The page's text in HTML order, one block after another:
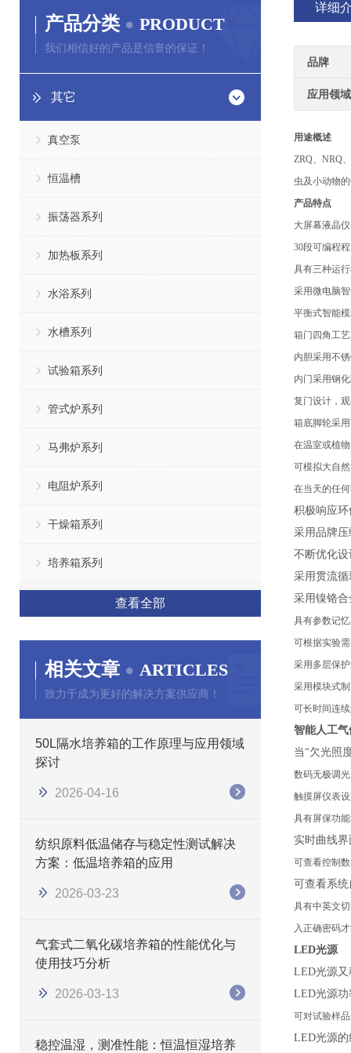
产品分类 PRODUCT
我们相信好的产品是信誉的保证！
其它
真空泵
恒温槽
振荡器系列
加热板系列
水浴系列
水槽系列
试验箱系列
管式炉系列
马弗炉系列
电阻炉系列
干燥箱系列
培养箱系列
查看全部
相关文章 ARTICLES
致力于成为更好的解决方案供应商！
50L隔水培养箱的工作原理与应用领域
探讨
2026-04-16
纺织原料低温储存与稳定性测试解决
方案：低温培养箱的应用
2026-03-23
气套式二氧化碳培养箱的性能优化与
使用技巧分析
2026-03-13
稳控温湿，测准性能：恒温恒湿培养
详细
品牌
应用领域
用途概述
ZRQ、NRQ
虫及小动物
产品特点
大屏幕液晶
30段可编程
具有三种运
采用微电脑
平衡式智能
箱门四角工
内胆采用不
内门采用钢
复门设计，
箱底脚轮采
在温室或植
可模拟大自
在当天的任
积极响应
采用品牌
不断优化
采用贯流
采用镍铬
具有参数记
可根据实验
采用多层保
采用模块式
可长时间连
智能人工
当“欠光照
数码无极调
触摸屏仪表
具有屏保功
实时曲线
可查看控制
可查看系
具有中英文
入正确密码
LED光源
LED光源
LED光源
可对试验样
LED光源